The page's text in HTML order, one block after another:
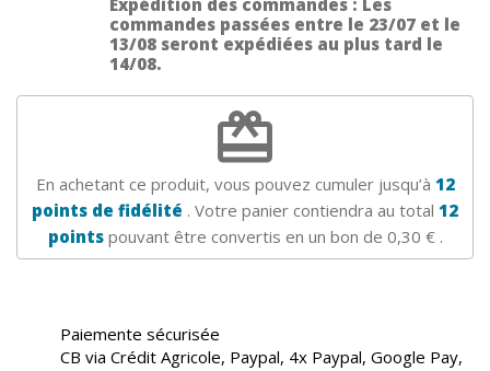
Expédition des commandes : Les
commandes passées entre le 23/07 et le
13/08 seront expédiées au plus tard le
14/08.
redeem
En achetant ce produit, vous pouvez cumuler jusqu’à 12
points de fidélité . Votre panier contiendra au total 12
pointspouvant être convertis en un bon de 0,30 €.
Paiemente sécurisée
CB via Crédit Agricole, Paypal, 4x Paypal, Google Pay,